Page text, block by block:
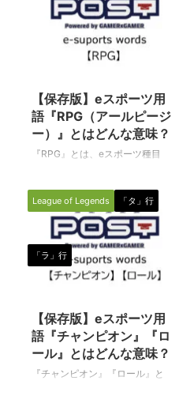
【保存版】eスポーツ用
語『RPG（アールピージ
ー）』とはどんな意味？
『RPG』とは、eスポーツ種目
続く） RPG（アールピージー／
ロールプレイングゲーム） ロー
ルプレイングゲーム（Role-
playing game）の略です。 パソ
コンや家庭用ゲーム機、スマホア
プリなどで遊べるゲームソフト、
のカテゴリーの一つで、プレイヤ
ーが各々割り当てられたキャラク
ターを操作し、経験値を積み成長
を重ね、ゴールド（ゲーム内のお
金）を貯め武器や道具を強化し、
League of Legends 「タ」行
「ラ」行
【保存版】eスポーツ用
語『チャンピオン』『ロ
ール』とはどんな意味？
『チャンピオン』『ロール』と